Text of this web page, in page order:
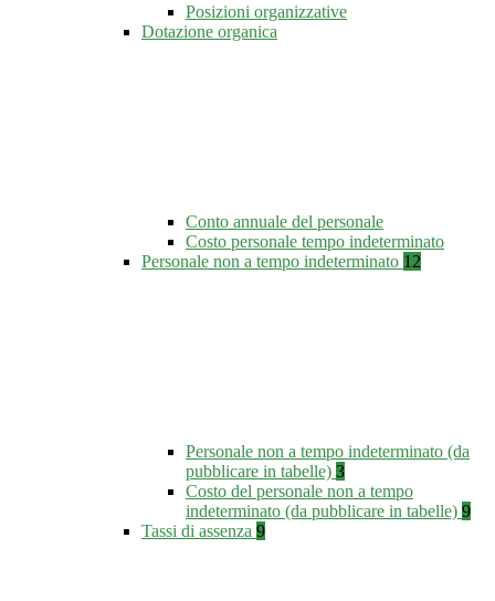
Posizioni organizzative
Dotazione organica
Conto annuale del personale
Costo personale tempo indeterminato
Personale non a tempo indeterminato 12
Personale non a tempo indeterminato (da
pubblicare in tabelle) 3
Costo del personale non a tempo
indeterminato (da pubblicare in tabelle) 9
Tassi di assenza 9